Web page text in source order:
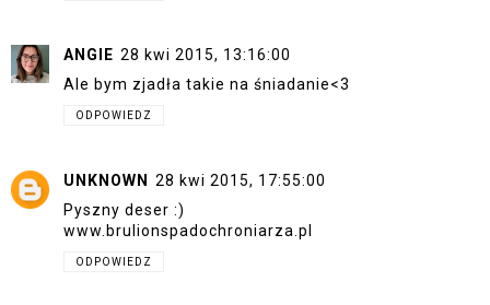
ANGIE 28 kwi 2015, 13:16:00
Ale bym zjadła takie na śniadanie<3
ODPOWIEDZ
UNKNOWN 28 kwi 2015, 17:55:00
Pyszny deser :)
www.brulionspadochroniarza.pl
ODPOWIEDZ